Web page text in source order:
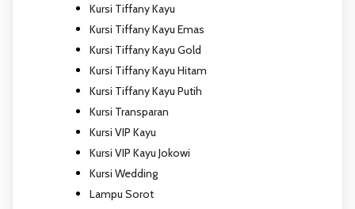
Kursi Tiffany Kayu
Kursi Tiffany Kayu Emas
Kursi Tiffany Kayu Gold
Kursi Tiffany Kayu Hitam
Kursi Tiffany Kayu Putih
Kursi Transparan
Kursi VIP Kayu
Kursi VIP Kayu Jokowi
Kursi Wedding
Lampu Sorot